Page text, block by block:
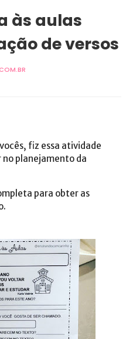
às aulas
de versos
fiz essa atividade
planejamento da
para obter as